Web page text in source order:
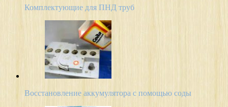
Комплектующие для ПНД труб
Восстановление аккумулятора с помощью соды